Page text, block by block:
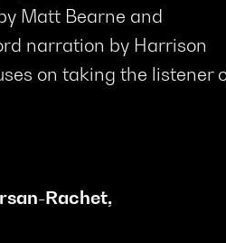
Matt Bearne and
narration by Harrison
on taking the listener
Rachet,